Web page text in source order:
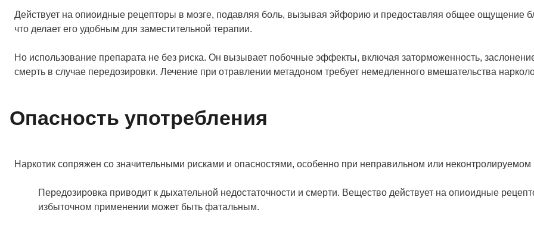
Действует на опиоидные рецепторы в мозге, подавляя боль, вызывая эйфорию и предоставляя общее ощущение
что делает его удобным для заместительной терапии.
Но использование препарата не без риска. Он вызывает побочные эффекты, включая заторможенность,
смерть в случае передозировки. Лечение при отравлении метадоном требует немедленного вмешательства
Опасность употребления
Наркотик сопряжен со значительными рисками и опасностями, особенно при неправильном или неконтролируемом
Передозировка приводит к дыхательной недостаточности и смерти. Вещество действует на опиоидные
избыточном применении может быть фатальным.